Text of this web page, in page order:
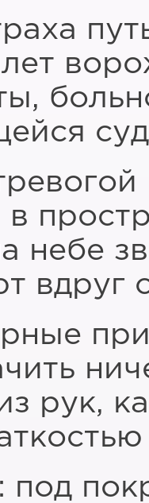
небе
вдруг
рук,
под